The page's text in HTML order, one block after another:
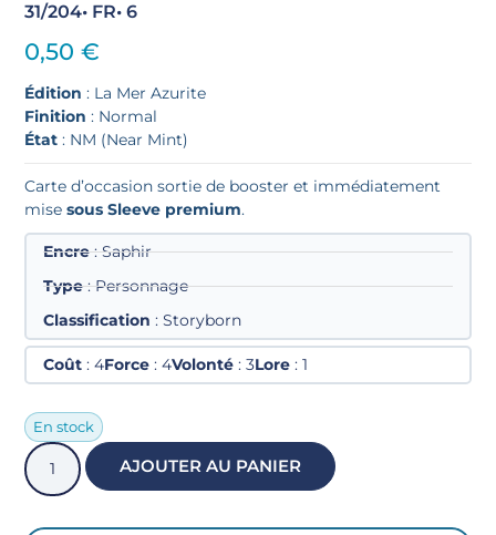
31/204• FR• 6
0,50€
Édition : La Mer Azurite
Finition : Normal
État : NM (Near Mint)
Carte d’occasion sortie de booster et immédiatement
misesous Sleeve premium.
Encre: Saphir
Type: Personnage
Classification : Storyborn
Coût : 4Force : 4Volonté : 3Lore : 1
En stock
AJOUTER AU PANIER